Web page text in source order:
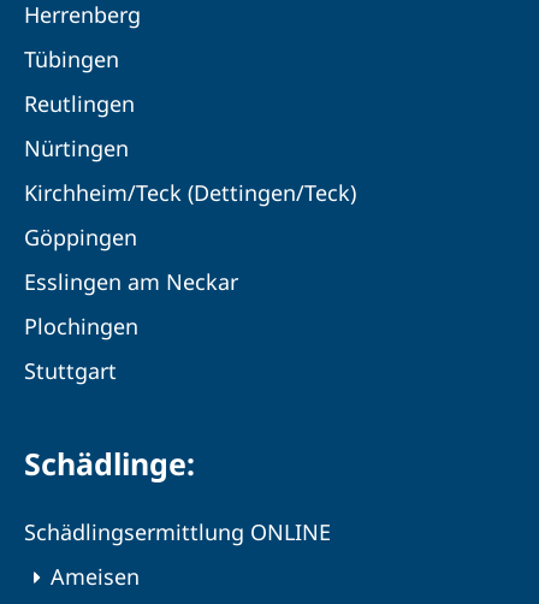
Herrenberg
Tübingen
Reutlingen
Nürtingen
Kirchheim/Teck (Dettingen/Teck)
Göppingen
Esslingen am Neckar
Plochingen
Stuttgart
Schädlinge:
Schädlingsermittlung ONLINE
Ameisen